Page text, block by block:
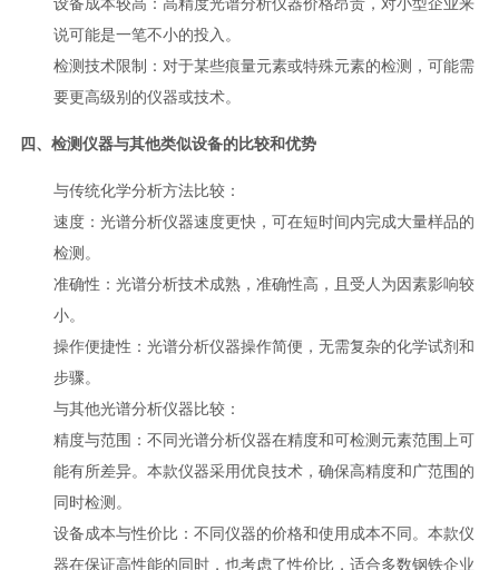
说可能是一笔不小的投入。
检测技术限制：对于某些痕量元素或特殊元素的检测，可能需
要更高级别的仪器或技术。
四、检测仪器与其他类似设备的比较和优势
与传统化学分析方法比较：
速度：光谱分析仪器速度更快，可在短时间内完成大量样品的
检测。
准确性：光谱分析技术成熟，准确性高，且受人为因素影响较
小。
操作便捷性：光谱分析仪器操作简便，无需复杂的化学试剂和
步骤。
与其他光谱分析仪器比较：
精度与范围：不同光谱分析仪器在精度和可检测元素范围上可
能有所差异。本款仪器采用优良技术，确保高精度和广范围的
同时检测。
设备成本与性价比：不同仪器的价格和使用成本不同。本款仪
器在保证高性能的同时，也考虑了性价比，适合多数钢铁企业